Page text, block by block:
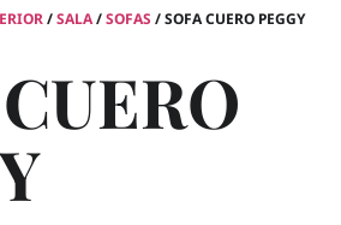
/SALA/SOFAS / SOFA CUERO PEGGY